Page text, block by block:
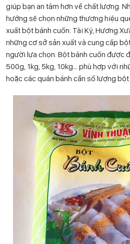
giúp bạn an tâm hơn về chất lượng.
hướng sẽ chọn những thương hiệu
xuất bột bánh cuốn: Tài Ký, Hương
những cơ sở sản xuất và cung cấp
người lựa chọn. Bột bánh cuốn được
500g, 1kg, 5kg, 10kg… phù hợp với
hoặc các quán bánh cần số lượng bột